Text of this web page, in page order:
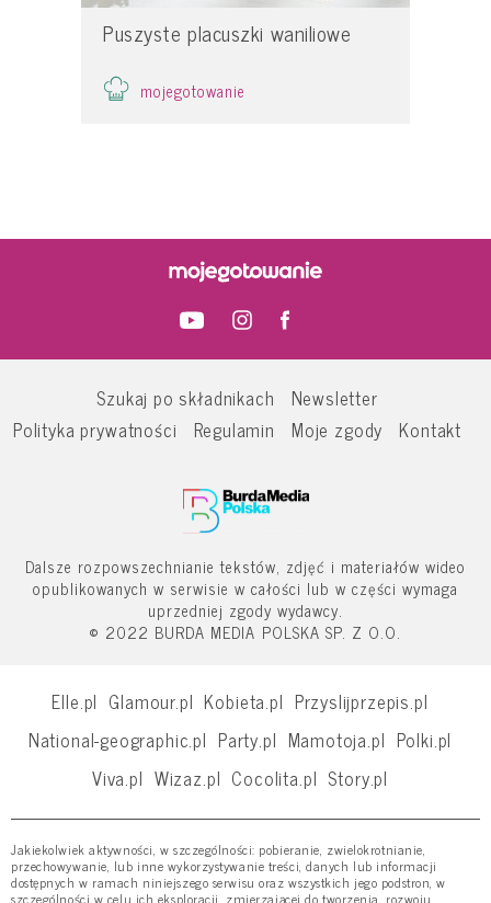
Puszyste placuszki waniliowe
mojegotowanie
Szukaj po składnikach
Newsletter
Polityka prywatności
Regulamin Moje zgody Kontakt
Dalsze rozpowszechnianie tekstów, zdjęć i materiałów wideo
opublikowanych w serwisie w całości lub w części wymaga
uprzedniej zgody wydawcy.
© 2022 BURDA MEDIA POLSKA SP. Z O.O.
Elle.pl Glamour.pl Kobieta.pl Przyslijprzepis.pl
National-geographic.pl Party.pl Mamotoja.pl Polki.pl
Viva.pl Wizaz.pl Cocolita.pl Story.pl
Jakiekolwiek aktywności, w szczególności: pobieranie, zwielokrotnianie,
przechowywanie, lub inne wykorzystywanie treści, danych lub informacji
dostępnych w ramach niniejszego serwisu oraz wszystkich jego podstron, w
szczególności w celu ich eksploracji, zmierzającej do tworzenia, rozwoju,